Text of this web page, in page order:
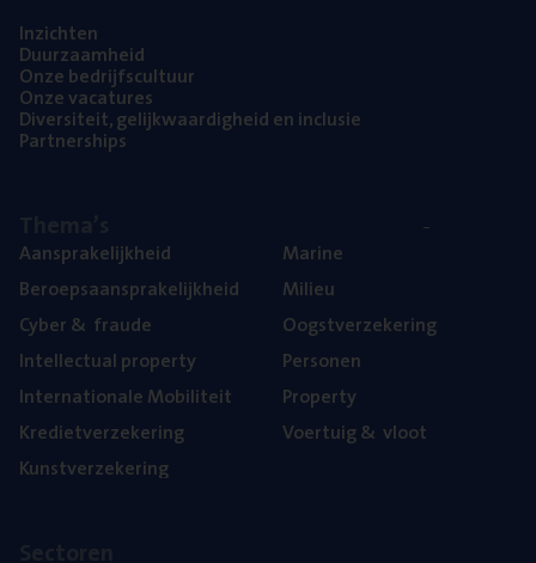
Inzich­ten
Duur­zaam­heid
Onze bedrijfs­cul­tuur
Onze vaca­tu­res
Diver­si­teit, gelijk­waar­dig­heid en inclusie
Part­ner­ships
Aan­spra­ke­lijk­heid
Beroeps­aan­spra­ke­lijk­heid
Cyber& fraude
Intel­lec­tu­al property
Inter­na­ti­o­na­le Mobiliteit
Kre­diet­ver­ze­ke­ring
Kunst­ver­ze­ke­ring
Mari­ne
Mili­eu
Oogst­ver­ze­ke­ring
Per­so­nen
Pro­per­ty
Voer­tuig& vloot